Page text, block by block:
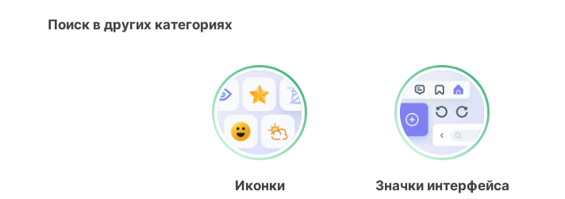
Поиск в других категориях
Иконки Значки интерфейса